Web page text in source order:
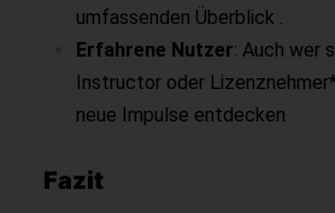
umfassenden Überblick .
Erfahrene Nutzer: Auch wer
Instructor oder
neue Impulse entdecken
Fazit